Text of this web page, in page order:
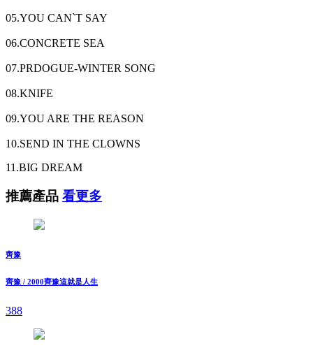
05.YOU CAN`T SAY
06.CONCRETE SEA
07.PRDOGUE-WINTER SONG
08.KNIFE
09.YOU ARE THE REASON
10.SEND IN THE CLOWNS
11.BIG DREAM
推薦產品 看更多
齊豫
齊豫 / 2000齊豫這就是人生
388